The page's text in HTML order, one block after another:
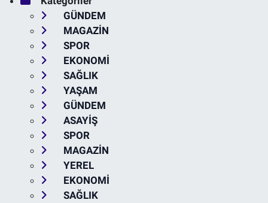
GÜNDEM
MAGAZİN
SPOR
EKONOMİ
SAĞLIK
YAŞAM
GÜNDEM
ASAYİŞ
SPOR
MAGAZİN
YEREL
EKONOMİ
SAĞLIK